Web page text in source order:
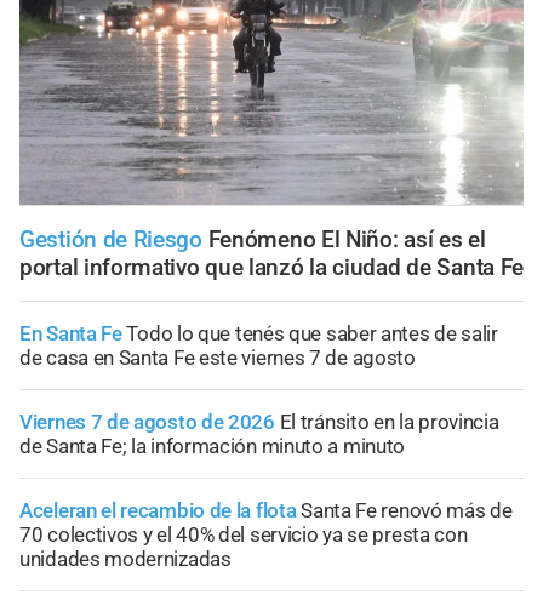
Gestión de Riesgo Fenómeno El Niño: así es el
portal informativo que lanzó la ciudad de Santa Fe
En Santa FeTodo lo que tenés que saber antes de salir
de casa en Santa Fe este viernes 7 de agosto
Viernes 7 de agosto de 2026 El tránsito en la provincia
de Santa Fe; la información minuto a minuto
Aceleran el recambio de la flotaSanta Fe renovó más de
70 colectivos y el 40% del servicio ya se presta con
unidades modernizadas